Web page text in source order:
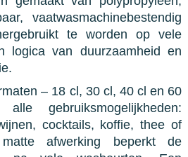
vaatwasmachinebestendig
te worden op vele
logica van duurzaamheid en
– 18 cl, 30 cl, 40 cl en 60
gebruiksmogelijkheden:
cocktails, koffie, thee of
afwerking beperkt de